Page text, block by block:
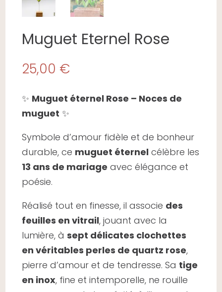
Muguet Eternel Rose
25,00 €
✨ Muguet éternel Rose – Noces de
muguet ✨
Symbole d’amour fidèle et de bonheur
durable, ce muguet éternel célèbre les
13 ans de mariage avec élégance et
poésie.
Réalisé tout en finesse, il associe des
feuilles en vitrail, jouant avec la
lumière, àsept délicates clochettes
en véritables perles de quartz rose,
pierre d’amour et de tendresse. Sa tige
en inox, fine et intemporelle, ne rouille